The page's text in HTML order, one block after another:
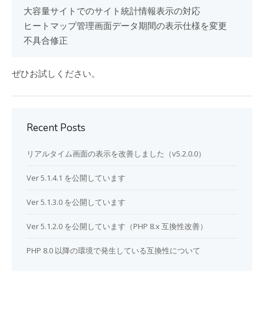
大容量サイトでのサイト統計情報表示の対応
ヒートマップ管理画面データ期間の表示仕様を変更
不具合修正
ぜひお試しください。
Recent Posts
リアルタイム画面の表示を改善しました（v5.2.0.0）
Ver 5.1.4.1 を公開しています
Ver 5.1.3.0 を公開しています
Ver 5.1.2.0 を公開しています（PHP 8.x 互換性改善）
PHP 8.0 以降の環境で発生している互換性について